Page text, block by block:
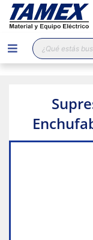
Búsqueda
de
productos